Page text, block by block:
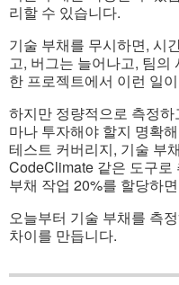
리할 수 있습니다.
기술 부채를 무시하면, 시
고, 버그는 늘어나고, 팀의
한 프로젝트에서 이런 일
하지만 정량적으로 측정
마나 투자해야 할지 명확
테스트 커버리지, 기술 부
CodeClimate 같은 도구로
부채 작업 20%를 할당하
오늘부터 기술 부채를 측
차이를 만듭니다.